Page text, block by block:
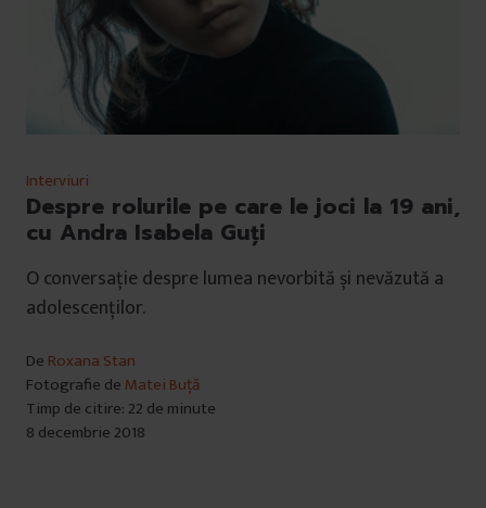
Interviuri
Despre rolurile pe care le joci la 19 ani,
cu Andra Isabela Guți
O conversație despre lumea nevorbită și nevăzută a
adolescenților.
De Roxana Stan
Fotografie de Matei Buță
Timp de citire: 22 de minute
8 decembrie 2018